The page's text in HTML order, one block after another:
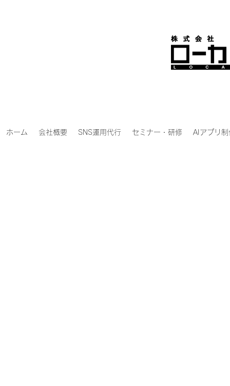
ホーム 会社概要 SNS運用代行 セミナー・研修 AIアプリ制